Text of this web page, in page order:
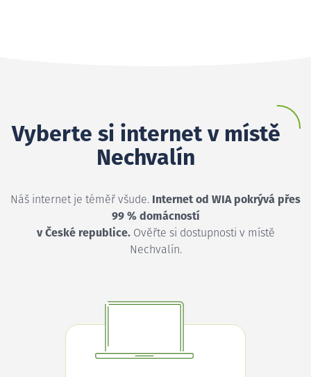
Vyberte si internet v místě
Nechvalín
Náš internet je téměř všude. Internet od WIA pokrývá přes
99 % domácností
v České republice.Ověřte si dostupnosti v místě
Nechvalín.